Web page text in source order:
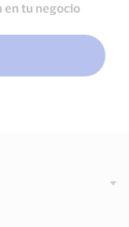
en tu negocio